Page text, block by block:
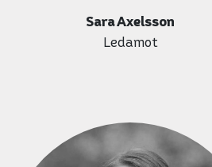
Sara Axelsson
Ledamot